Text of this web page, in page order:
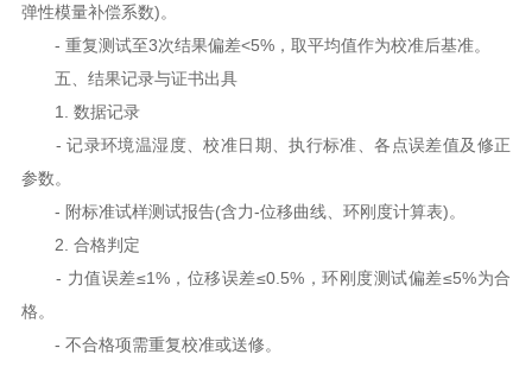
弹性模量补偿系数)。
- 重复测试至3次结果偏差<5%，取平均值作为校准后基准。
五、结果记录与证书出具
1. 数据记录
- 记录环境温湿度、校准日期、执行标准、各点误差值及修正
参数。
- 附标准试样测试报告(含力-位移曲线、环刚度计算表)。
2. 合格判定
- 力值误差≤1%，位移误差≤0.5%，环刚度测试偏差≤5%为合
格。
- 不合格项需重复校准或送修。